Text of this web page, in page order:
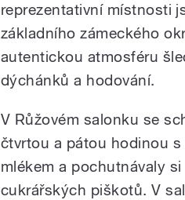
reprezentativní místnosti
základního zámeckého
autentickou atmosféru
dýchánků a hodování.
V Růžovém salonku se
čtvrtou a pátou hodinou
mlékem a pochutnávaly
cukrářských piškotů. V